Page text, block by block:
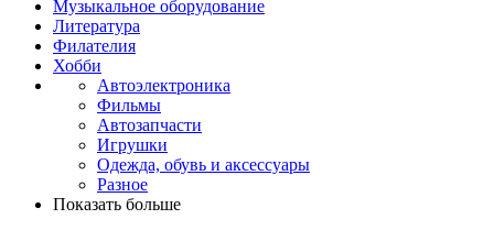
Музыкальное оборудование
Литература
Филателия
Хобби
Автоэлектроника
Фильмы
Автозапчасти
Игрушки
Одежда, обувь и аксессуары
Разное
Показать больше